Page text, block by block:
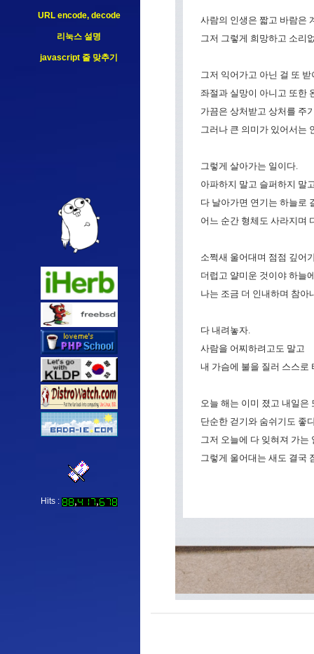
URL encode, decode
리눅스 설명
javascript 줄 맞추기
Hits :
사람의 인생은 짧고 바람은
그저 그렇게 희망하고 소리
그저 익어가고 아닌 걸 또
좌절과 실망이 아니고 또한
가끔은 상처받고 상처를 주
그러나 큰 의미가 있어서는
그렇게 살아가는 일이다.
아파하지 말고 슬퍼하지 말
다 날아가면 연기는 하늘로
어느 순간 형체도 사라지며
소쩍새 울어대며 점점 깊어
더럽고 얄미운 것이야 하늘
나는 조금 더 인내하며 참아
다 내려놓자.
사람을 어찌하려고도 말고
내 가슴에 불을 질러 스스로
오늘 해는 이미 졌고 내일은
단순한 걷기와 숨쉬기도 좋
그저 오늘에 다 잊혀져 가는
그렇게 울어대는 새도 결국